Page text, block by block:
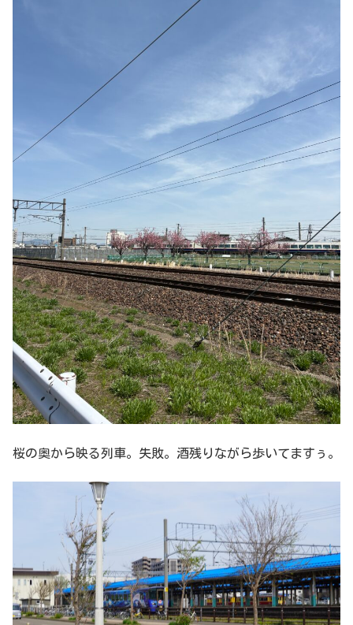
桜の奥から映る列車。失敗。酒残りながら歩いてますぅ。